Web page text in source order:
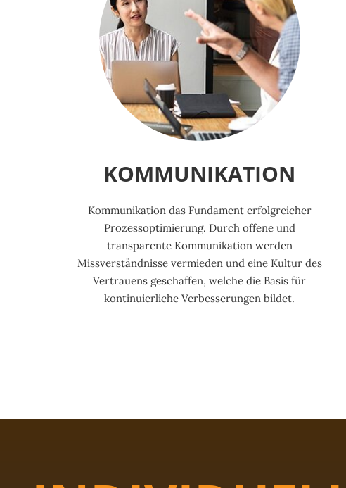
KOMMUNIKATION
Kommunikation das Fundament erfolgreicher
Prozessoptimierung. Durch offene und
transparente Kommunikation werden
Missverständnisse vermieden und eine Kultur des
Vertrauens geschaffen, welche die Basis für
kontinuierliche Verbesserungen bildet.